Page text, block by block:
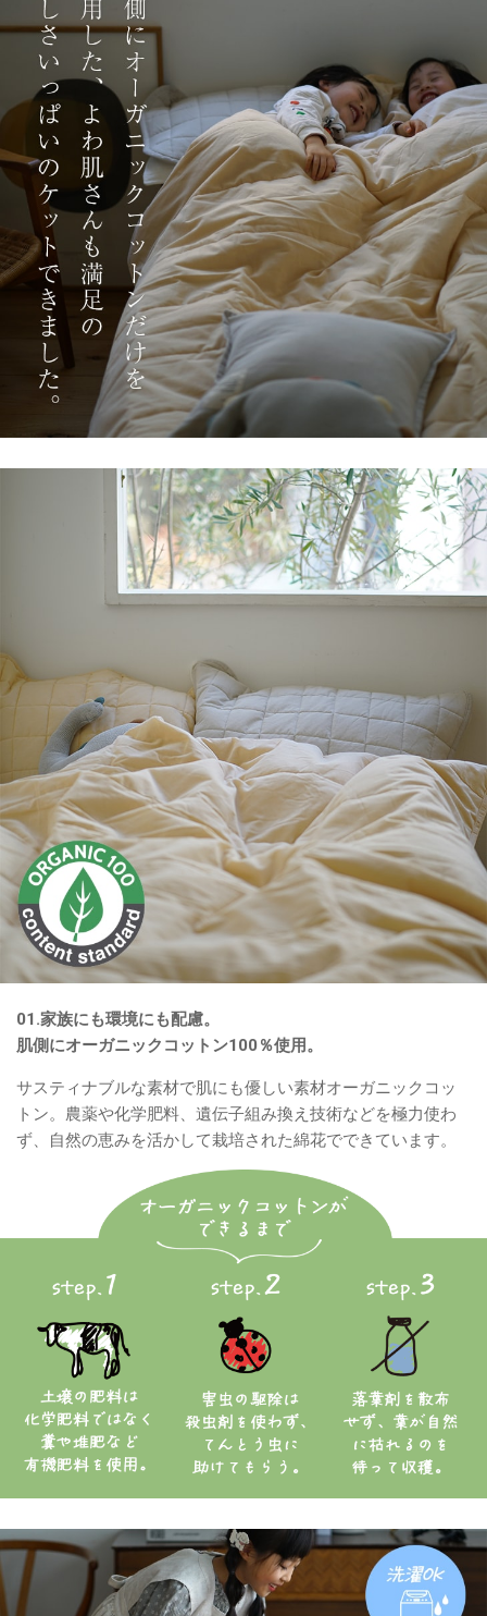
01.家族にも環境にも配慮。
肌側にオーガニックコットン100％使用。
サスティナブルな素材で肌にも優しい素材オーガニックコッ
トン。農薬や化学肥料、遺伝子組み換え技術などを極力使わ
ず、自然の恵みを活かして栽培された綿花でできています。